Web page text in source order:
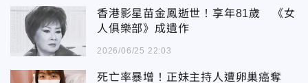
香港影星苗金鳳逝世！享年81歲 《女
人俱樂部》成遺作
2026/06/25 22:03
死亡率暴增！正妹主持人遭卵巢癌奪